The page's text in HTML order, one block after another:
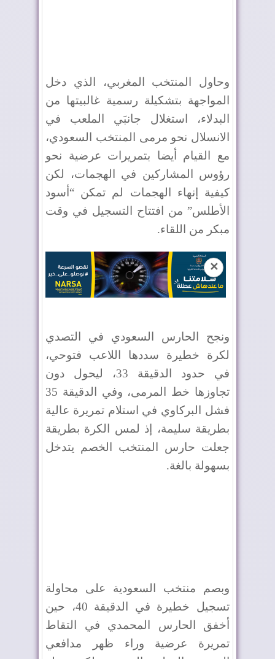
وحاول المنتخب المغربي، الذي دخل
المواجهة بتشكيلة رسمية غالبيتها من
البدلاء، استغلال جانبَي الملعب في
الانسلال نحو مرمى المنتخب السعودي،
مع القيام أيضا بتمريرات عرضية نحو
رؤوس المشاركين في الهجمات، لكن
كيفية إنهاء الهجمات لم تمكن “أسود
الأطلس” من افتتاح التسجيل في وقت
مبكر من اللقاء.
✕
ونجح الحارس السعودي في التصدي
لكرة خطيرة سددها اللاعب فتوحي،
في حدود الدقيقة 33، ليحول دون
تجاوزها خط المرمى، وفي الدقيقة 35
فشل البركاوي في استلام تمريرة عالية
بطريقة سليمة، إذ لمس الكرة بطريقة
جعلت حارس المنتخب الخصم يتدخل
بسهولة بالغة.
وبصم منتخب السعودية على محاولة
تسجيل خطيرة في الدقيقة 40، حين
أخفق الحارس المحمدي في التقاط
تمريرة عرضية وراء ظهر مدافعي